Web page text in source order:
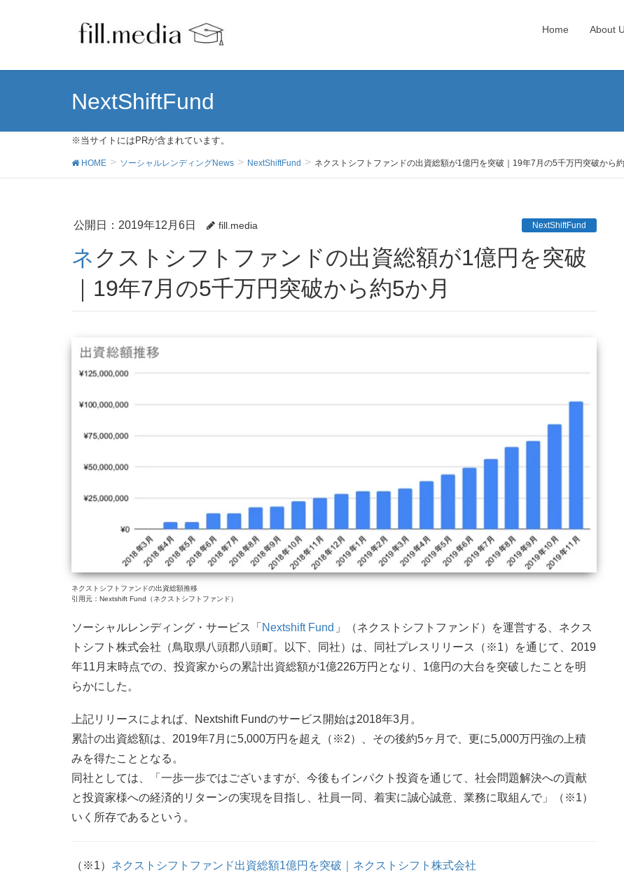
Home About
NextShiftFund
※当サイトにはPRが含まれています。
HOME ソーシャルレンディングNews NextShiftFund ネクストシフトファンドの出資総額が1億円を突破｜19年7月の5千万円突破から
公開日： 2019年12月6日 fill.media NextShiftFund
ネクストシフトファンドの出資総額が1億円を突破
｜19年7月の5千万円突破から約5か月
ネクストシフトファンドの出資総額推移
引用元：Nextshift Fund（ネクストシフトファンド）
ソーシャルレンディング・サービス「 Nextshift Fund 」（ネクストシフトファンド）を運営する、ネクス
トシフト株式会社（鳥取県八頭郡八頭町。以下、同社）は、同社プレスリリース（※1）を通じて、2019
年11月末時点での、投資家からの累計出資総額が1億226万円となり、1億円の大台を突破したことを明
らかにした。
上記リリースによれば、Nextshift Fundのサービス開始は2018年3月。
累計の出資総額は、2019年7月に5,000万円を超え（※2）、その後約5ヶ月で、更に5,000万円強の上積
みを得たこととなる。
同社としては、「一歩一歩ではございますが、今後もインパクト投資を通じて、社会問題解決への貢献
と投資家様への経済的リターンの実現を目指し、社員一同、着実に誠心誠意、業務に取組んで」（※1）
いく所存であるという。
（※1） ネクストシフトファンド出資総額1億円を突破｜ネクストシフト株式会社